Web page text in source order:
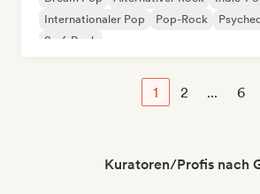
Internationaler Pop
Pop-Rock
Surf-Rock
1 2 ... 6
Kuratoren/Profis nach